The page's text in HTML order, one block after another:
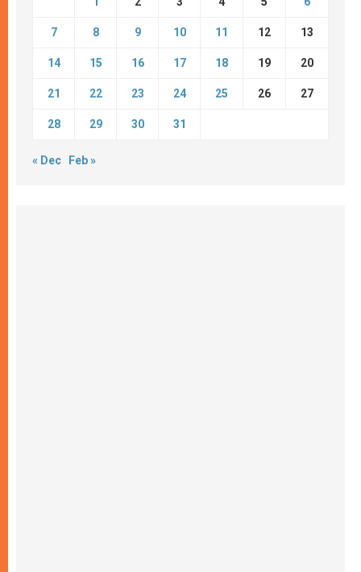
7 8 9 10 11 12 13
14 15 16 17 18 19 20
21 22 23 24 25 26 27
28 29 30 31
« Dec Feb »